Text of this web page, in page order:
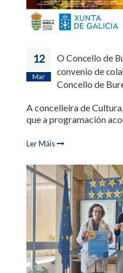
12
Mar
O Concello de
convenio de
Concello de
A concelleira de
que a programación
Ler Máis